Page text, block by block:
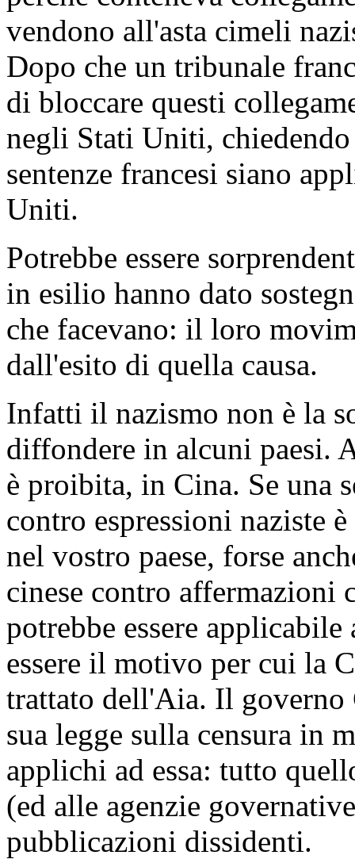
vendono all'asta cimeli
Dopo che un tribunale
di bloccare questi
negli Stati Uniti,
sentenze francesi siano
Uniti.
Potrebbe essere
in esilio hanno dato
che facevano: il loro
dall'esito di quella causa.
Infatti il nazismo non è la
diffondere in alcuni paesi.
è proibita, in Cina. Se una
contro espressioni naziste
nel vostro paese, forse
cinese contro affermazioni
potrebbe essere
essere il motivo per cui la
trattato dell'Aia. Il governo
sua legge sulla censura in
applichi ad essa: tutto
(ed alle agenzie
pubblicazioni dissidenti.